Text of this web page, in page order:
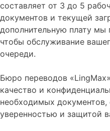
составляет от 3 до 5
документов и текущей
дополнительную плату мы
чтобы обслуживание
очереди.
Бюро переводов
качество и
необходимых документов,
уверенностью и защитой